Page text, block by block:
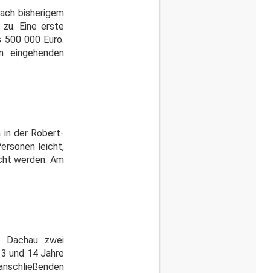
bisherigem
zu. Eine erste
000 Euro.
in der Robert-
leicht,
werden. Am
zwei
und 14 Jahre